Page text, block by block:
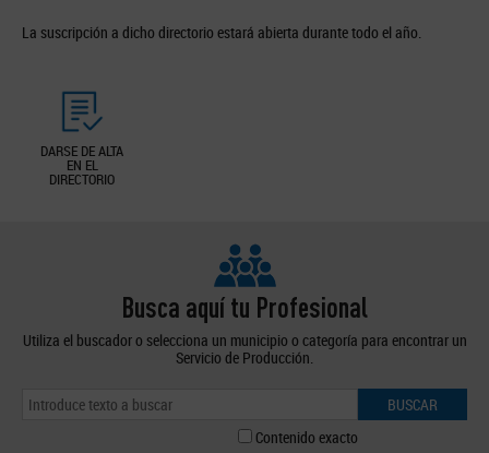
La suscripción a dicho directorio estará abierta durante todo el año.
DARSE DE ALTA
EN EL
DIRECTORIO
Busca aquí tu Profesional
Utiliza el buscador o selecciona un municipio o categoría para encontrar un
Servicio de Producción.
BUSCAR
Contenido exacto